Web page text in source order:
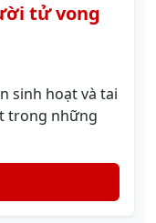
tử vong
sinh hoạt và tai
trong những